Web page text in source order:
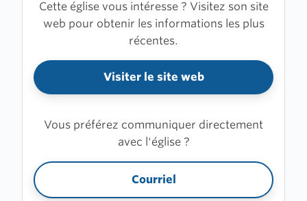
Cette église vous intéresse ? Visitez son site
web pour obtenir les informations les plus
récentes.
Visiter le site web
Vous préférez communiquer directement
avec l'église ?
Courriel